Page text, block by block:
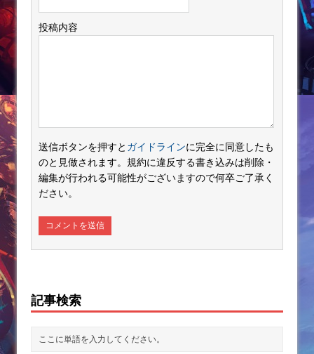
投稿内容
送信ボタンを押すと ガイドラインに完全に同意したも
のと見做されます。規約に違反する書き込みは削除・
編集が行われる可能性がございますので何卒ご了承く
ださい。
記事検索